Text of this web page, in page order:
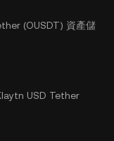
(OUSDT) 資產儲
USD Tether